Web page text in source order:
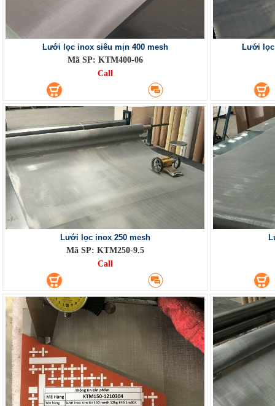
Lưới lọc inox siêu mịn 400 mesh
Mã SP: KTM400-06
Call
Lưới lọc
Lưới lọc inox 250 mesh
Mã SP: KTM250-9.5
Call